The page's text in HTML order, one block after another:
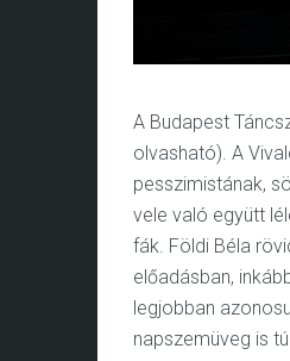
A Budapest
olvasható). A
pesszimistának,
vele való együtt
fák. Földi Béla
előadásban,
legjobban
napszemüveg is